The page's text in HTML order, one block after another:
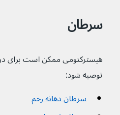
سرطان
هیسترکتومی ممکن است برای
توصیه شود:
سرطان دهانه رحم